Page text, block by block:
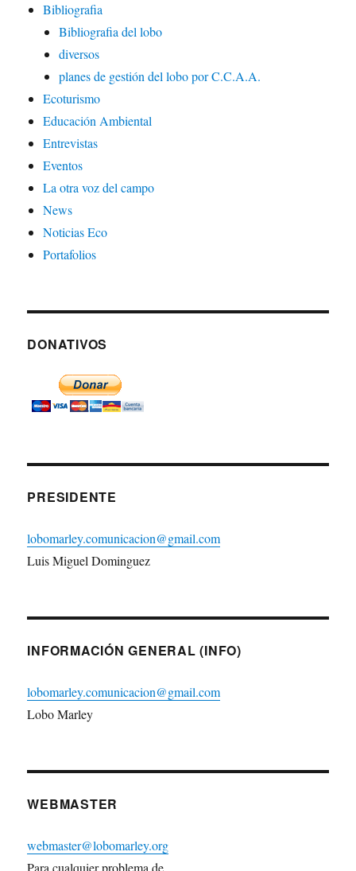
Bibliografia
Bibliografia del lobo
diversos
planes de gestión del lobo por C.C.A.A.
Ecoturismo
Educación Ambiental
Entrevistas
Eventos
La otra voz del campo
News
Noticias Eco
Portafolios
DONATIVOS
PRESIDENTE
lobomarley.comunicacion@gmail.com
Luis Miguel Dominguez
INFORMACIÓN GENERAL (INFO)
lobomarley.comunicacion@gmail.com
Lobo Marley
WEBMASTER
webmaster@lobomarley.org
Para cualquier problema de